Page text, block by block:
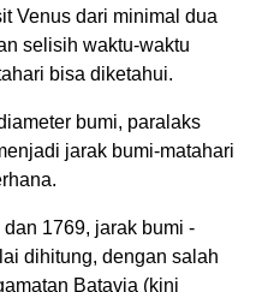
Venus dari minimal dua
selisih waktu-waktu
bisa diketahui.
bumi, paralaks
jarak bumi-matahari
1769, jarak bumi -
dihitung, dengan salah
Batavia (kini